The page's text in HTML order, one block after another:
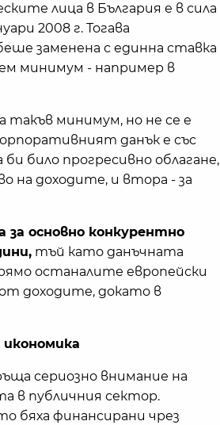
лица в България е в сила
2008 г. Тогава
заменена с единна ставка
минимум - например в
такъв минимум, но не се е
данък е със
било прогресивно облагане,
на доходите, и втора - за
за основно конкурентно
тъй като данъчната
останалите европейски
от доходите, докато в
сериозно внимание на
в публичния сектор.
бяха финансирани чрез